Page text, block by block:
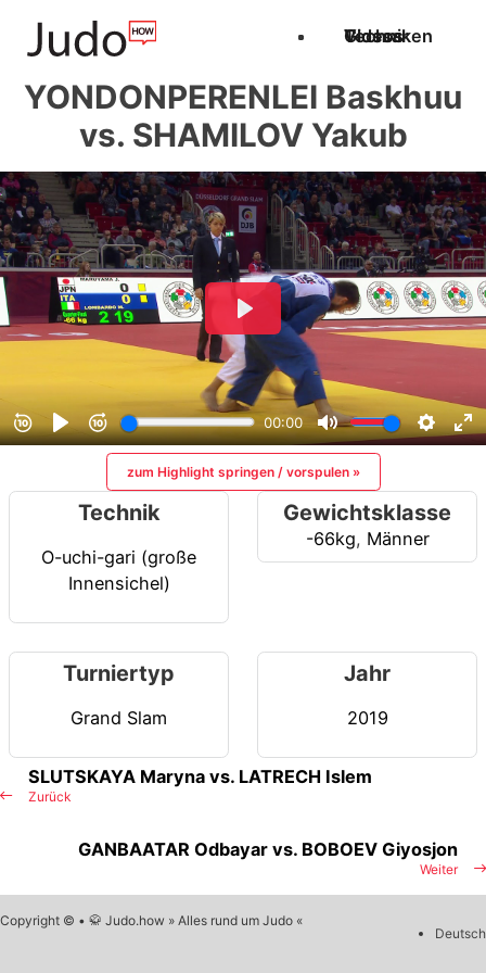
Techniken
Videos
Glossar
YONDONPERENLEI Baskhuu
vs. SHAMILOV Yakub
zum Highlight springen / vorspulen »
Technik
O-uchi-gari (große
Innensichel)
Gewichtsklasse
-66kg, Männer
Turniertyp
Grand Slam
Jahr
2019
Zurück
SLUTSKAYA Maryna vs. LATRECH Islem
Weiter
GANBAATAR Odbayar vs. BOBOEV Giyosjon
Copyright © • 🥋 Judo.how » Alles rund um Judo «
Deutsch